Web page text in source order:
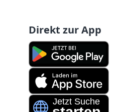
Direkt zur App